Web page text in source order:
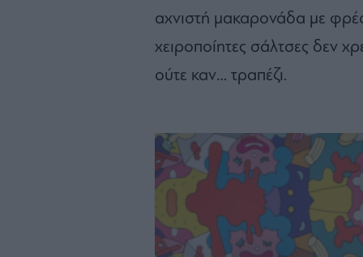
αχνιστή μακαρονάδα με
χειροποίητες σάλτσες δεν
ούτε καν… τραπέζι.